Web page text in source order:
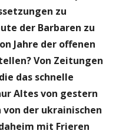
zu
der Barbaren zu
Jahre der offenen
Von Zeitungen
das schnelle
Altesvon gestern
der ukrainischen
mit Frieren